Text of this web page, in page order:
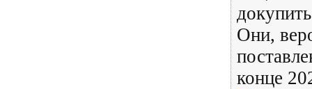
Они,
конце